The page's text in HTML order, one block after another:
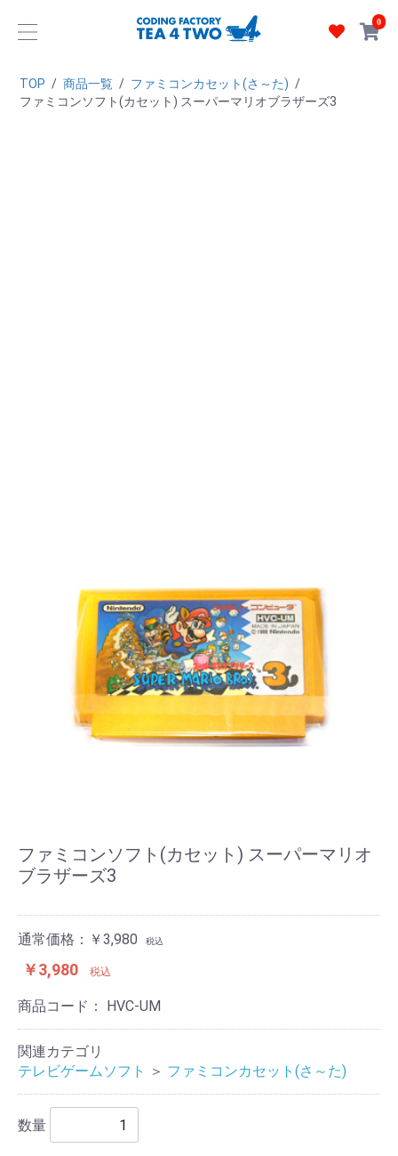
0
TOP / 商品一覧 / ファミコンカセット(さ～た) /
ファミコンソフト(カセット) スーパーマリオブラザーズ3
ファミコンソフト(カセット) スーパーマリオ
ブラザーズ3
通常価格：￥3,980 税込
￥3,980 税込
商品コード： HVC-UM
関連カテゴリ
テレビゲームソフト
＞ ファミコンカセット(さ～た)
数量